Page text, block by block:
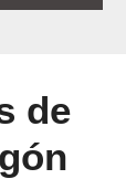
de